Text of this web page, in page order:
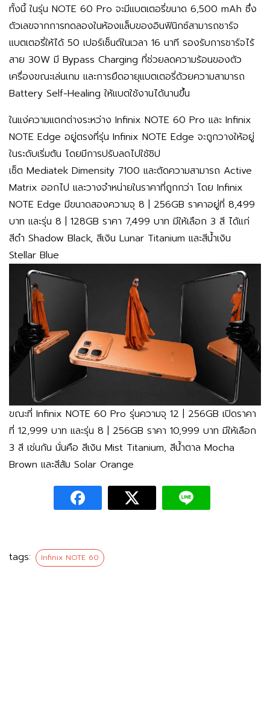
ทั้งนี้ ในรุ่น NOTE 60 Pro จะมีแบตเตอรี่ขนาด 6,500 mAh ซึ่ง
ตัวเลขจากการทดลองในห้องแล็บของอินฟินิกซ์สามารถชาร์จ
แบตเตอรี่ให้ได้ 50 เปอร์เซ็นต์ในเวลา 16 นาที รองรับการชาร์จไร้
สาย 30W มี Bypass Charging ที่ช่วยลดความร้อนของตัว
เครื่องขณะเล่นเกม และการยืดอายุแบตเตอรี่ด้วยความสามารถ
Battery Self-Healing ให้แบตใช้งานได้นานขึ้น
ในแง่ความแตกต่างระหว่าง Infinix NOTE 60 Pro และ Infinix
NOTE Edge อยู่ตรงที่รุ่น Infinix NOTE Edge จะถูกวางให้อยู่
ในระดับเริ่มต้น โดยมีการปรับลดไปใช้ชิป
เซ็ต Mediatek Dimensity 7100 และตัดความสามารถ Active
Matrix ออกไป และวางจำหน่ายในราคาที่ถูกกว่า โดย Infinix
NOTE Edge มีขนาดสองความจุ 8 | 256GB ราคาอยู่ที่ 8,499
บาท และรุ่น 8 | 128GB ราคา 7,499 บาท มีให้เลือก 3 สี ได้แก่
สีดำ Shadow Black, สีเงิน Lunar Titanium และสีน้ำเงิน
Stellar Blue
ขณะที่ Infinix NOTE 60 Pro รุ่นความจุ 12 | 256GB เปิดราคา
ที่ 12,999 บาท และรุ่น 8 | 256GB ราคา 10,999 บาท มีให้เลือก
3 สี เช่นกัน นั่นคือ สีเงิน Mist Titanium, สีน้ำตาล Mocha
Brown และสีส้ม Solar Orange
tags: Infinix NOTE 60